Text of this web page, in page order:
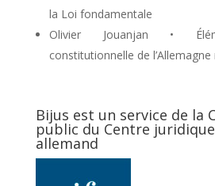
la Loi fondamentale
Olivier Jouanjan •
constitutionnelle de
Bijus est un service de la
public du Centre
allemand